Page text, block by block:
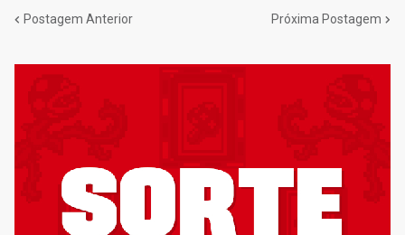
Postagem Anterior Próxima Postagem